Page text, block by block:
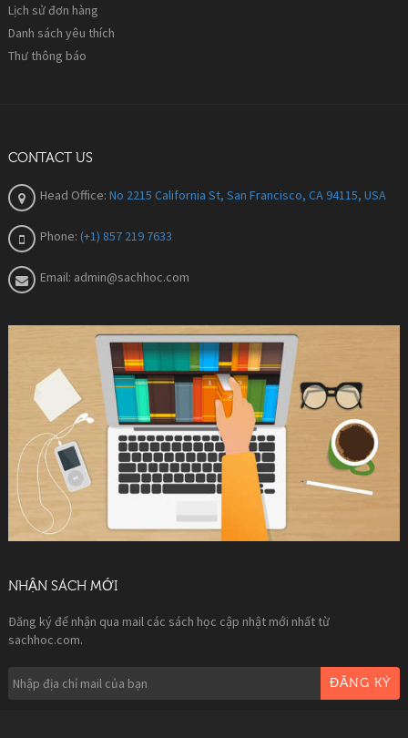
Lịch sử đơn hàng
Danh sách yêu thích
Thư thông báo
CONTACT US
Head Office: No 2215 California St, San Francisco, CA 94115, USA
Phone: (+1) 857 219 7633
Email: admin@sachhoc.com
NHẬN SÁCH MỚI
Đăng ký để nhận qua mail các sách học cập nhật mới nhất từ
sachhoc.com.
ĐĂNG KÝ